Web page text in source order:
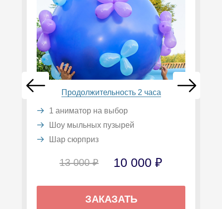
Продолжительность 2 часа
1 аниматор на выбор
Шоу мыльных пузырей
Шар сюрприз
13 000 ₽ 10 000 ₽
ЗАКАЗАТЬ